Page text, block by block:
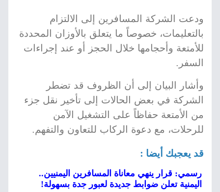
ودعت الشركة المسافرين إلى الالتزام
بالتعليمات، خصوصاً ما يتعلق بالأوزان المحددة
للأمتعة وأحجامها خلال الحجز أو عند إجراءات
السفر.
وأشار البيان إلى أن الظروف قد تضطر
الشركة في بعض الحالات إلى تأخير نقل جزء
من الأمتعة حفاظاً على التشغيل الآمن
للرحلات، مع دعوة الركاب للتعاون والتفهم.
قد يعجبك أيضا :
رسمي: قرار ينهي معاناة المسافرين اليمنيين..
اليمنية تعلن ضوابط جديدة لعبور جدة بسهولة!